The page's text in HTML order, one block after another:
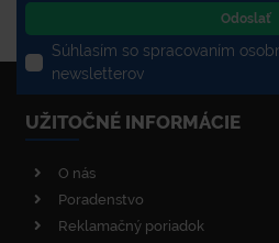
Odoslať
Súhlasím so spracovaním
newsletterov
UŽITOČNÉ INFORMÁCIE
O nás
Poradenstvo
Reklamačný poriadok